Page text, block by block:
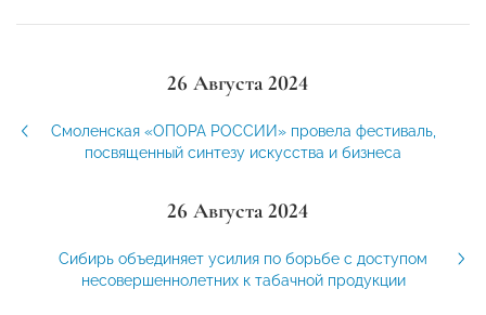
26 Августа 2024
Смоленская «ОПОРА РОССИИ» провела фестиваль,
посвященный синтезу искусства и бизнеса
26 Августа 2024
Сибирь объединяет усилия по борьбе с доступом
несовершеннолетних к табачной продукции